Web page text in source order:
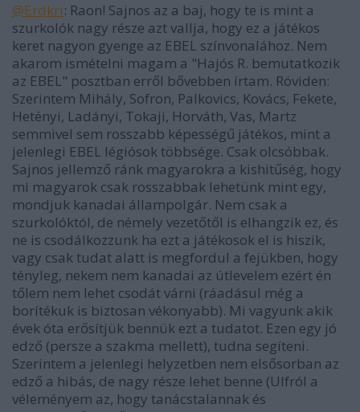
@Erdkri: Raon! Sajnos az a baj, hogy te is mint a
szurkolók nagy része azt vallja, hogy ez a játékos
keret nagyon gyenge az EBEL színvonalához. Nem
akarom ismételni magam a "Hajós R. bemutatkozik
az EBEL" posztban erről bővebben írtam. Röviden:
Szerintem Mihály, Sofron, Palkovics, Kovács, Fekete,
Hetényi, Ladányi, Tokaji, Horváth, Vas, Martz
semmivel sem rosszabb képességű játékos, mint a
jelenlegi EBEL légiósok többsége. Csak olcsóbbak.
Sajnos jellemző ránk magyarokra a kishitűség, hogy
mi magyarok csak rosszabbak lehetünk mint egy,
mondjuk kanadai állampolgár. Nem csak a
szurkolóktól, de némely vezetőtől is elhangzik ez, és
ne is csodálkozzunk ha ezt a játékosok el is hiszik,
vagy csak tudat alatt is megfordul a fejükben, hogy
tényleg, nekem nem kanadai az útlevelem ezért én
tőlem nem lehet csodát várni (ráadásul még a
borítékuk is biztosan vékonyabb). Mi vagyunk akik
évek óta erősítjük bennük ezt a tudatot. Ezen egy jó
edző (persze a szakma mellett), tudna segíteni.
Szerintem a jelenlegi helyzetben nem elsősorban az
edző a hibás, de nagy része lehet benne (Ulfról a
véleményem az, hogy tanácstalannak és